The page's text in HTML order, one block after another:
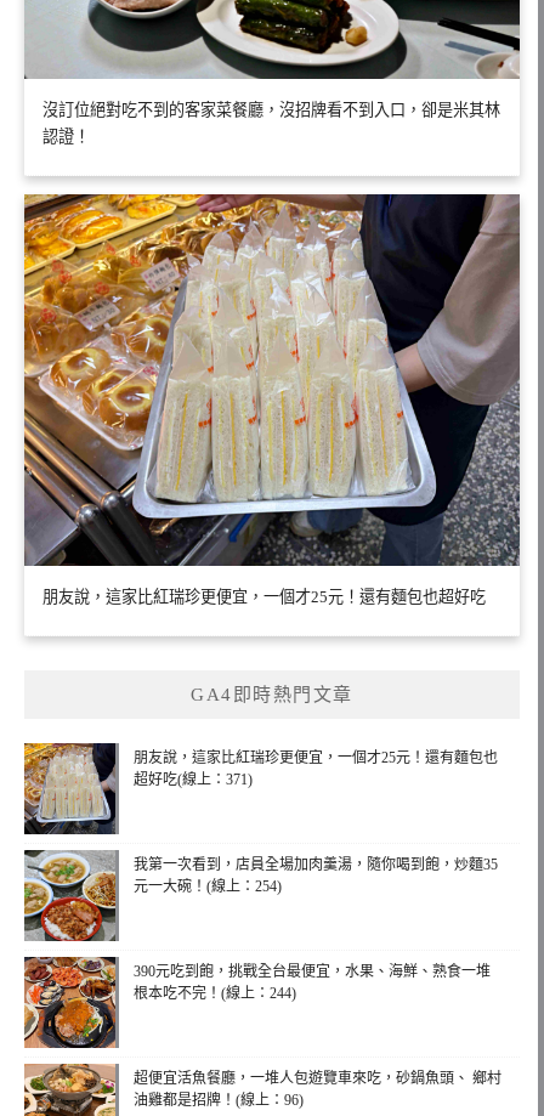
沒訂位絕對吃不到的客家菜餐廳，沒招牌看不到入口，卻是米其林
認證！
朋友說，這家比紅瑞珍更便宜，一個才25元！還有麵包也超好吃
GA4即時熱門文章
朋友說，這家比紅瑞珍更便宜，一個才25元！還有麵包也
超好吃(線上：371)
我第一次看到，店員全場加肉羹湯，隨你喝到飽，炒麵35
元一大碗！(線上：254)
390元吃到飽，挑戰全台最便宜，水果、海鮮、熟食一堆
根本吃不完！(線上：244)
超便宜活魚餐廳，一堆人包遊覽車來吃，砂鍋魚頭、 鄉村
油雞都是招牌！(線上：96)